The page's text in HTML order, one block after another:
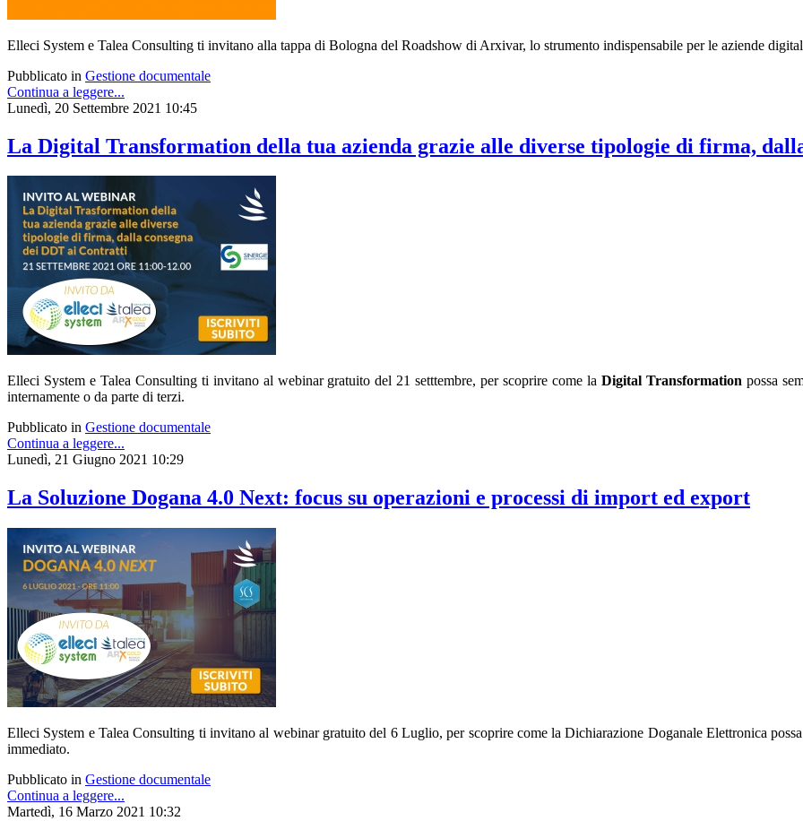
Elleci System e Talea Consulting ti invitano alla tappa di Bologna del Roadshow di Arxivar, lo strumento indispensabile per le aziende
Pubblicato in Gestione documentale
Continua a leggere...
Lunedì, 20 Settembre 2021 10:45
La Digital Transformation della tua azienda grazie alle diverse tipologie di firma,
Elleci System e Talea Consulting ti invitano al webinar gratuito del 21 setttembre, per scoprire come la Digital Transformationpossa
internamente o da parte di terzi.
Pubblicato in Gestione documentale
Continua a leggere...
Lunedì, 21 Giugno 2021 10:29
La Soluzione Dogana 4.0 Next: focus su operazioni e processi di import ed export
Elleci System e Talea Consulting ti invitano al webinar gratuito del 6 Luglio, per scoprire come la Dichiarazione Doganale Elettronica
immediato.
Pubblicato in Gestione documentale
Continua a leggere...
Martedì, 16 Marzo 2021 10:32